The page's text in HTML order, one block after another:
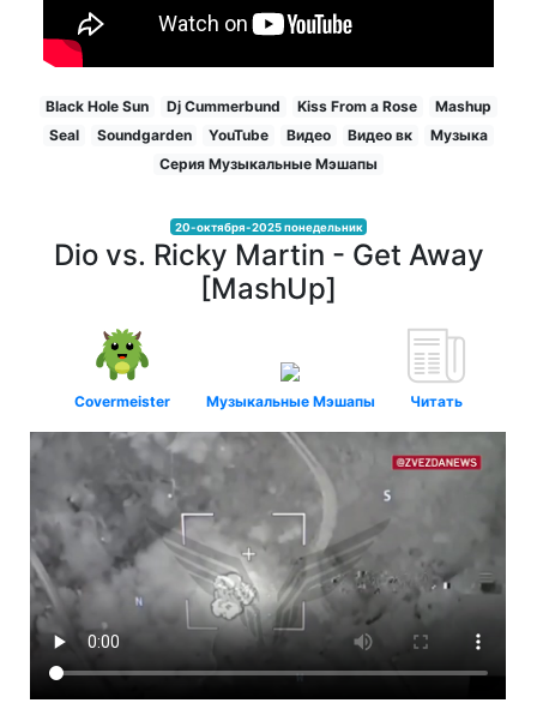
Black Hole Sun Dj Cummerbund Kiss From a Rose
Mashup
Seal
Soundgarden YouTube Видео Видео вк
Музыка
Серия Музыкальные Мэшапы
20-октября-2025 понедельник
Dio vs. Ricky Martin - Get Away
[MashUp]
Covermeister Музыкальные Мэшапы Читать